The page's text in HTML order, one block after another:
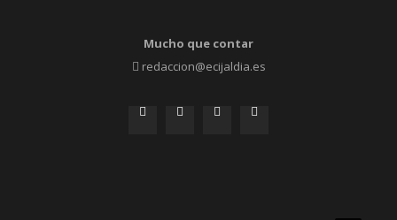
Mucho que contar
redaccion@ecijaldia.es